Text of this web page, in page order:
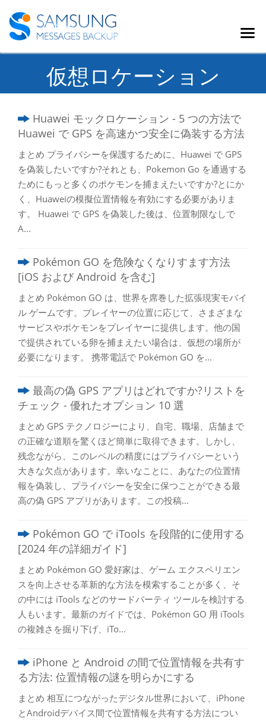
仮想ロケーション
Huawei モックロケーション - 5 つの方法で
Huawei で GPS を高速かつ安全に偽装する方法
まとめ プライバシーを保護するために、Huawei で GPS
を偽装したいですか?それとも、Pokemon Go を通過する
ためにもっと多くのポケモンを捕まえたいですか?とにか
く、Huaweiの模擬位置情報を有効にする必要がありま
す。 Huawei で GPS を偽装した後は、位置制限なしで
A...
Pokémon GO を危険なくなりすます方法
[iOS および Android を含む]
まとめ Pokémon GO は、世界を席巻した拡張現実モバイ
ル ゲームです。プレイヤーの位置に応じて、さまざまな
サービスやポケモンをプレイヤーに提供します。他の国
で提供されている卵を捕まえたい場合は、仮想の場所が
必要になります。 携帯電話で Pokémon GO を...
最高の偽 GPS アプリはどれですか?リストを
チェック - 優れたオプション 10 選
まとめ GPS テクノロジーにより、自宅、職場、店舗まで
の正確な道順を驚くほど簡単に取得できます。しかし、
残念ながら、このレベルの精度にはプライバシーという
大きな欠点があります。幸いなことに、あなたの位置情
報を偽装し、プライバシーを安全に保つことができる最
高の偽 GPS アプリがあります。この投稿...
Pokémon GO で iTools を段階的に使用する
[2024 年の詳細ガイド]
まとめ Pokémon GO 愛好家は、ゲーム エクスペリエン
スを向上させる革新的な方法を模索することが多く、そ
の中には iTools などのサードパーティ ツールを検討する
人もいます。最新のガイドでは、Pokémon GO 用 iTools
の複雑さを掘り下げ、iTo...
iPhone と Android の間で位置情報を共有す
る方法: 位置情報の謎を明らかにする
まとめ 相互につながったデジタル世界において、iPhone
とAndroidデバイス間で位置情報を共有する方法につい